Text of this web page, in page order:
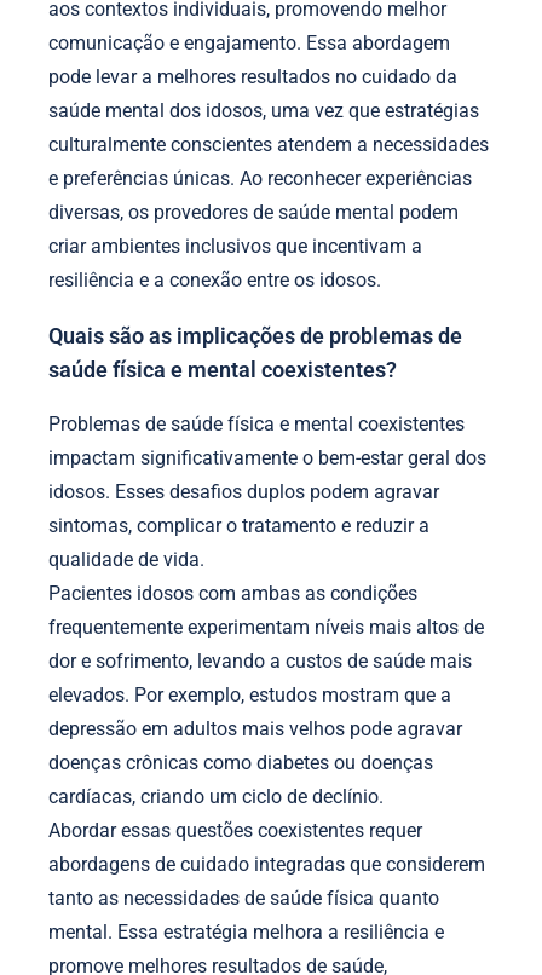
aos contextos individuais, promovendo melhor
comunicação e engajamento. Essa abordagem
pode levar a melhores resultados no cuidado da
saúde mental dos idosos, uma vez que estratégias
culturalmente conscientes atendem a necessidades
e preferências únicas. Ao reconhecer experiências
diversas, os provedores de saúde mental podem
criar ambientes inclusivos que incentivam a
resiliência e a conexão entre os idosos.
Quais são as implicações de problemas de
saúde física e mental coexistentes?
Problemas de saúde física e mental coexistentes
impactam significativamente o bem-estar geral dos
idosos. Esses desafios duplos podem agravar
sintomas, complicar o tratamento e reduzir a
qualidade de vida.
Pacientes idosos com ambas as condições
frequentemente experimentam níveis mais altos de
dor e sofrimento, levando a custos de saúde mais
elevados. Por exemplo, estudos mostram que a
depressão em adultos mais velhos pode agravar
doenças crônicas como diabetes ou doenças
cardíacas, criando um ciclo de declínio.
Abordar essas questões coexistentes requer
abordagens de cuidado integradas que considerem
tanto as necessidades de saúde física quanto
mental. Essa estratégia melhora a resiliência e
promove melhores resultados de saúde,